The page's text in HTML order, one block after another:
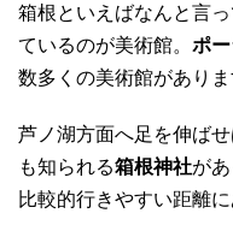
箱根といえばなんと言
ているのが美術館。 ポ
数多くの美術館がありま
芦ノ湖方面へ足を伸ば
も知られる箱根神社があ
比較的行きやすい距離に